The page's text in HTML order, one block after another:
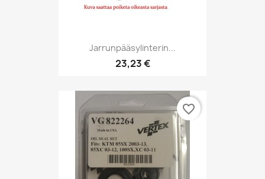
Jarrunpääsylinterin...
23,23 €
favorite_border